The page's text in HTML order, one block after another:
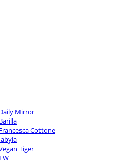
Mirror
Cottone
Tiger